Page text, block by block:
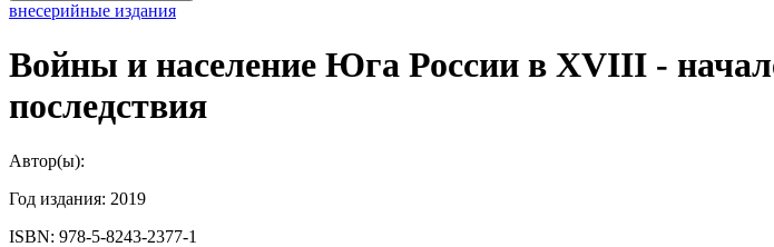
внесерийные издания
Войны и население Юга России в XVIII -
последствия
Автор(ы):
Год издания: 2019
ISBN: 978-5-8243-2377-1